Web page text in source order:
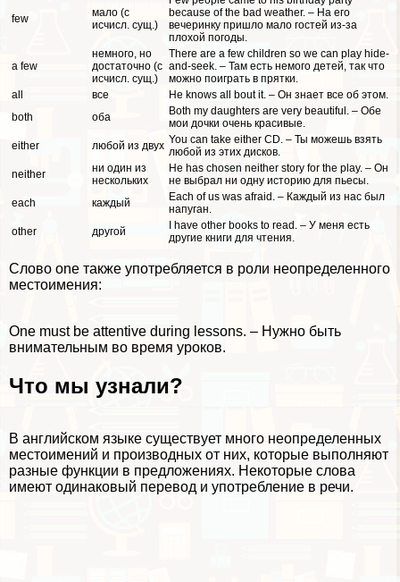
few
мало (с
исчисл. сущ.)
because of the bad weather. – На его
вечеринку пришло мало гостей из-за
плохой погоды.
a few
немного, но
достаточно (с
исчисл. сущ.)
There are a few children so we can play hide-
and-seek. – Там есть немого детей, так что
можно поиграть в прятки.
all
все
He knows all bout it. – Он знает все об этом.
both
оба
Both my daughters are very beautiful. – Обе
мои дочки очень красивые.
either
любой из двух You can take either CD. – Ты можешь взять
любой из этих дисков.
neither
ни один из
нескольких
He has chosen neither story for the play. – Он
не выбрал ни одну историю для пьесы.
each
каждый
Each of us was afraid. – Каждый из нас был
напуган.
other
другой
I have other books to read. – У меня есть
другие книги для чтения.
Слово one также употрeбляется в роли неопределенного
местоимения:
One must be attentive during lessons. – Нужно быть
внимательным во время уроков.
Что мы узнали?
В английском языке существует много неопределенных
местоимений и производных от них, которые выполняют
разные функции в предложениях. Некоторые слова
имеют одинаковый перевод и употрeбление в речи.